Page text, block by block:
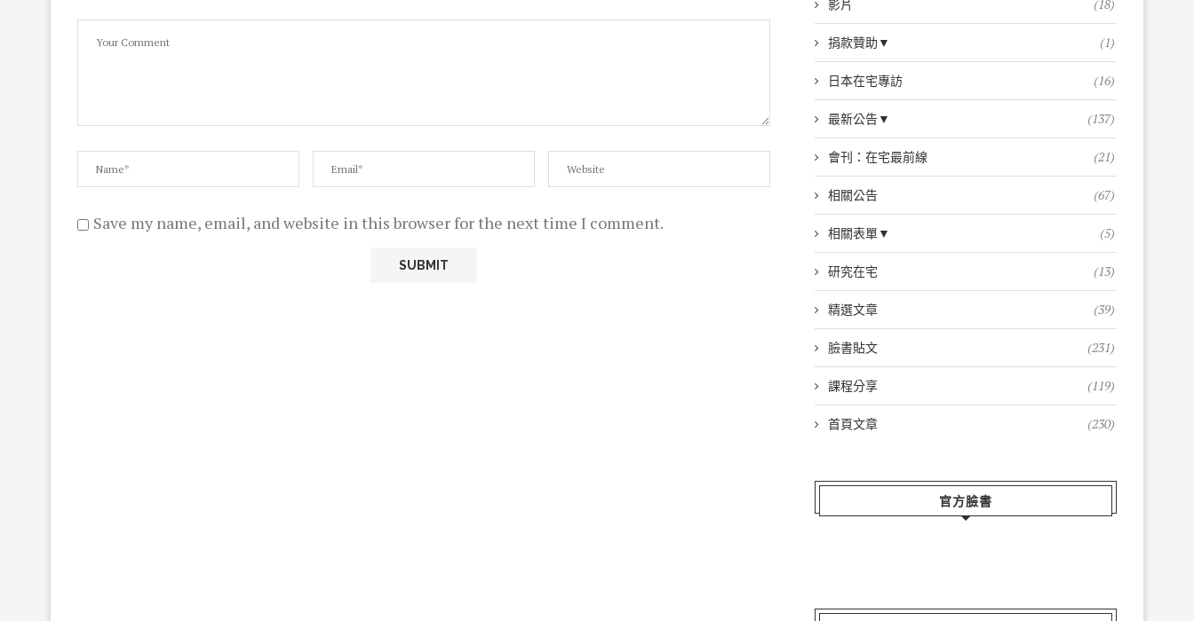
Save my name, email, and website in this browser for the next time I comment.
影片 (18)
捐款贊助▼ (1)
日本在宅專訪 (16)
最新公告▼ (137)
會刊：在宅最前線 (21)
相關公告 (67)
相關表單▼ (5)
研究在宅 (13)
精選文章 (39)
臉書貼文 (231)
課程分享 (119)
首頁文章 (230)
官方臉書